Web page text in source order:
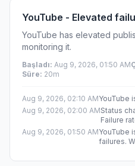
YouTube - Elevated
YouTube has elevated
monitoring it.
Başladı: Aug 9, 2026, 01:50 AM
Süre: 20m
Aug 9, 2026, 02:10 AMYouTube
Aug 9, 2026, 02:00 AMStatus
Failure
Aug 9, 2026, 01:50 AMYouTube
failures.